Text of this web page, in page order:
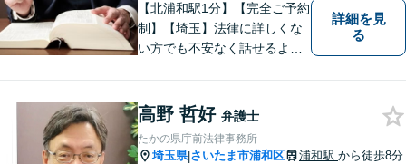
【北浦和駅1分】【完全ご予約
制】【埼玉】法律に詳しくな
い方でも不安なく話せるよ
く感じがちな法律問題も、少
しずつ一緒に整理していきま
しょう。
詳細を見
る
高野 哲好 弁護士
たかの県庁前法律事務所
埼玉県|さいたま市浦和区 浦和駅 から徒歩8分